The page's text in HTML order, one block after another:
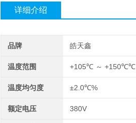
详细介绍
品牌 皓天鑫
温度范围 +105℃ ～ +150℃℃
温度均匀度 ±2.0℃%
额定电压 380V